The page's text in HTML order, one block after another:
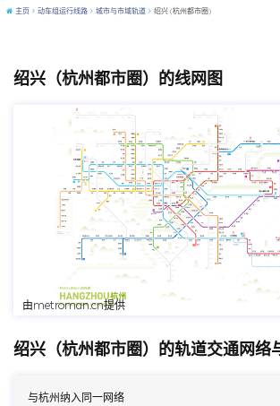
主页 动车组运行线路 城市与市域轨道 绍兴 (杭州都市圈)
绍兴（杭州都市圈）的线网图
点击跳转至MetroMan查看
由metroman.cn提供
绍兴（杭州都市圈）的轨道交通网络
与杭州纳入同一网络